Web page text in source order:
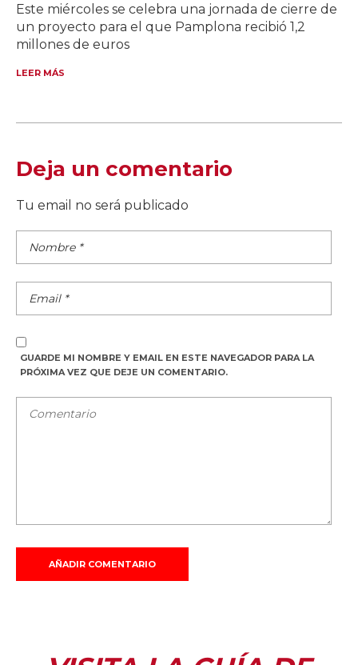
Este miércoles se celebra una jornada de cierre de
un proyecto para el que Pamplona recibió 1,2
millones de euros
LEER MÁS
Deja un comentario
Tu email no será publicado
GUARDE MI NOMBRE Y EMAIL EN ESTE NAVEGADOR PARA LA
PRÓXIMA VEZ QUE DEJE UN COMENTARIO.